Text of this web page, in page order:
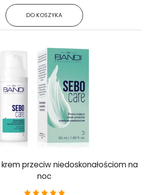
DO KOSZYKA
krem przeciw niedoskonałościom na
noc